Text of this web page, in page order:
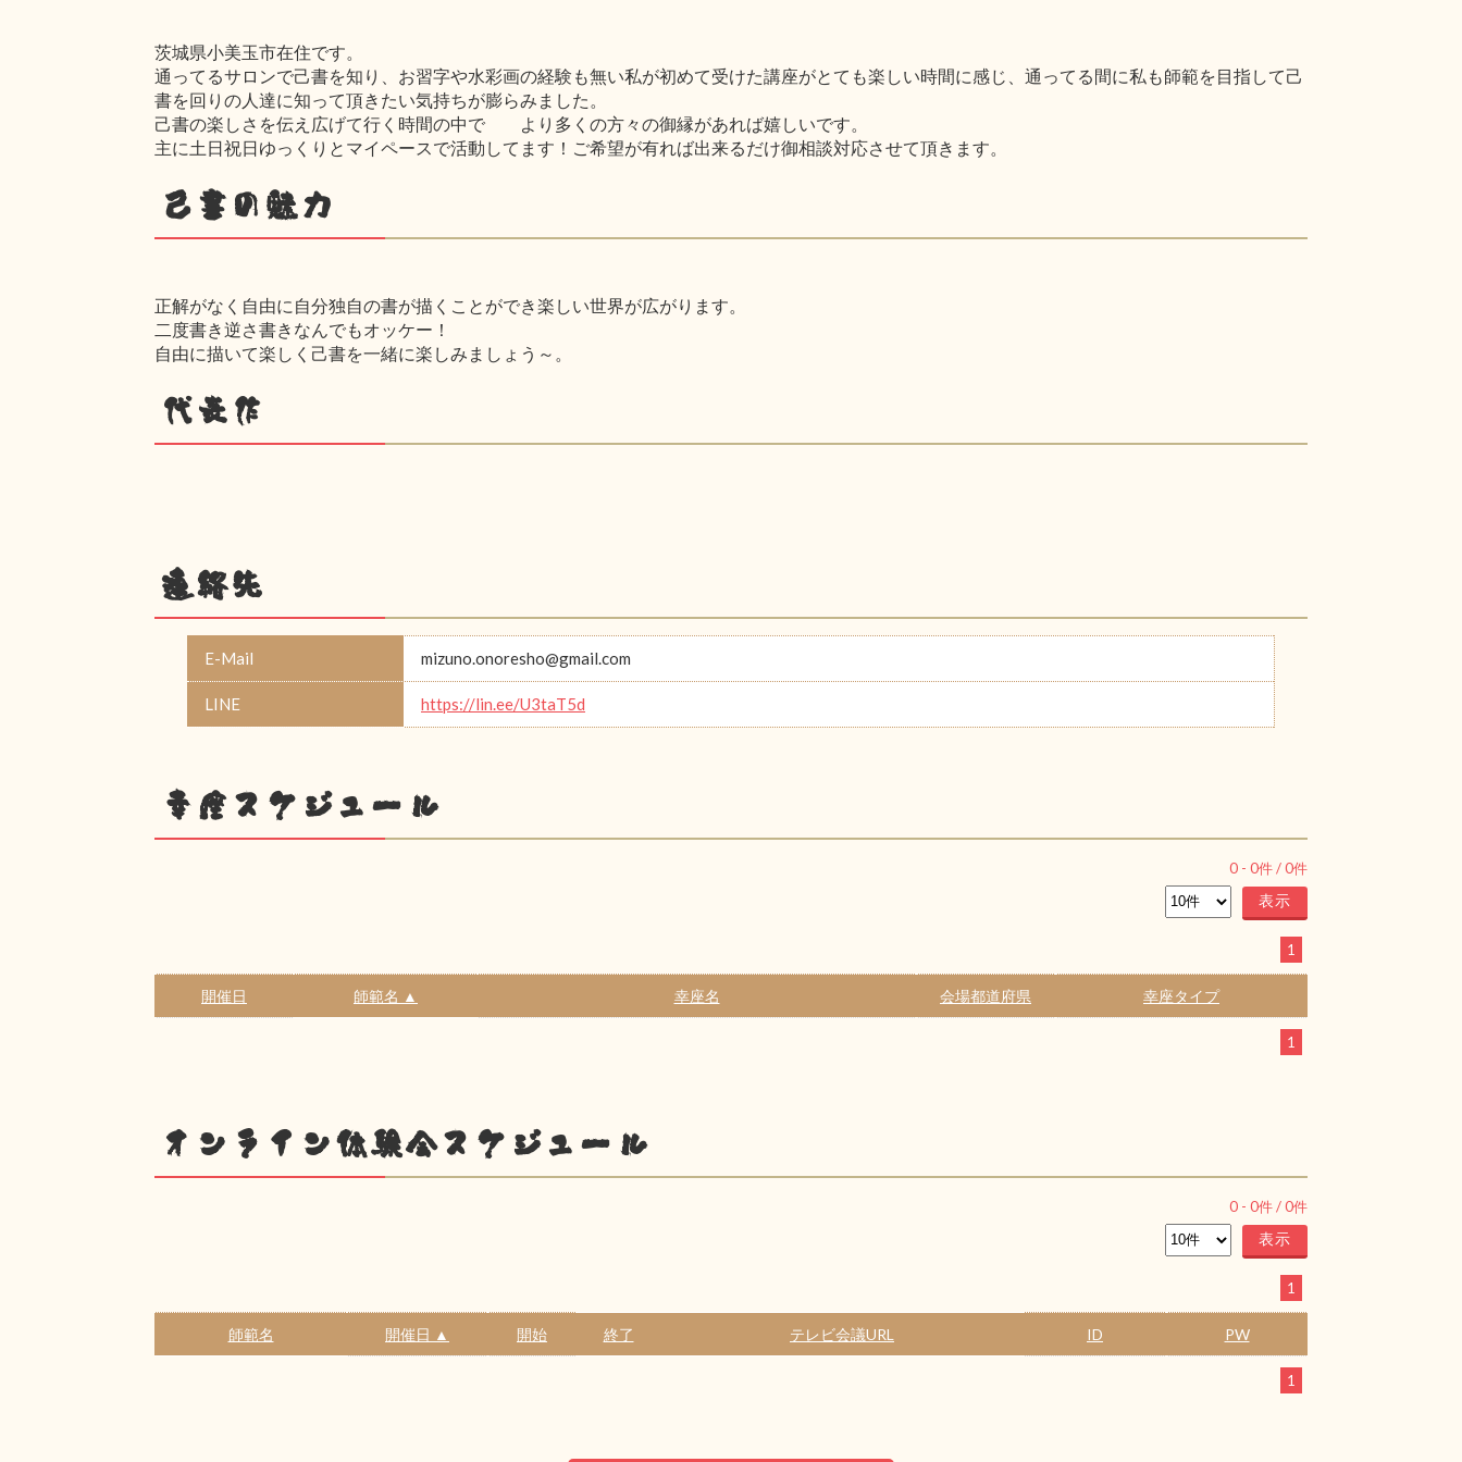
茨城県小美玉市在住です。
通ってるサロンで己書を知り、お習字や水彩画の経験も無い私が初めて受けた講座がとても楽しい時間に感じ、通ってる間に私も師範を目指して己
書を回りの人達に知って頂きたい気持ちが膨らみました。
己書の楽しさを伝え広げて行く時間の中で より多くの方々の御縁があれば嬉しいです。
主に土日祝日ゆっくりとマイペースで活動してます！ご希望が有れば出来るだけ御相談対応させて頂きます。
己書の魅力
正解がなく自由に自分独自の書が描くことができ楽しい世界が広がります。
二度書き逆さ書きなんでもオッケー！
自由に描いて楽しく己書を一緒に楽しみましょう～。
代表作
連絡先
E-Mail mizuno.onoresho@gmail.com
LINE https://lin.ee/U3taT5d
幸座スケジュール
0 - 0件 /0件
1
開催日 師範名 ▲ 幸座名 会場都道府県 幸座タイプ
1
オンライン体験会スケジュール
0 - 0件 /0件
1
師範名 開催日 ▲ 開始 終了 テレビ会議URL ID PW
1